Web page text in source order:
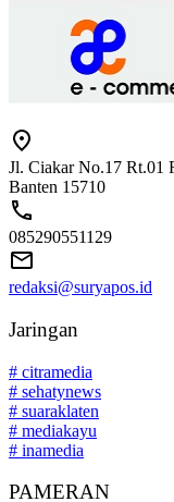
Jl. Ciakar No.17 Rt.01
Banten 15710
085290551129
redaksi@suryapos.id
Jaringan
# citramedia
# sehatynews
# suaraklaten
# mediakayu
# inamedia
PAMERAN